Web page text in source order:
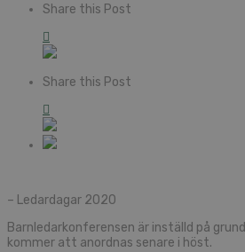
Share this Post
Share this Post
– Ledardagar 2020
Barnledarkonferensen är inställd på
kommer att anordnas senare i höst.